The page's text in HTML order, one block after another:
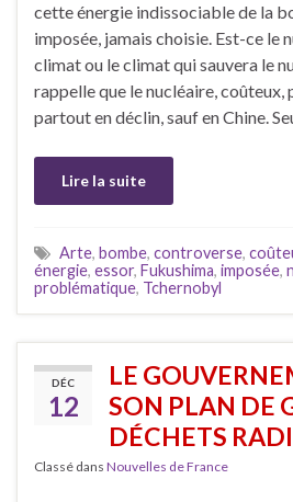
cette énergie indissociable de la
imposée, jamais choisie. Est-ce le
climat ou le climat qui sauvera le
rappelle que le nucléaire,
partout en déclin, sauf en Chine.
Lire la suite
Arte, bombe, controverse,
énergie, essor, Fukushima, imposée,
problématique, Tchernobyl
DÉC
12
LE
SON PLAN DE
DÉCHETS
Classé dans Nouvelles de France